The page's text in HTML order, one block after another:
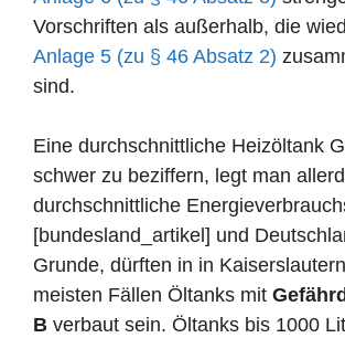
Vorschriften als außerhalb, die
Anlage 5 (zu § 46 Absatz 2)
sind.
Eine durchschnittliche Heizöltank
schwer zu beziffern, legt man
durchschnittliche
[bundesland_artikel] und
Grunde, dürften in in
meisten Fällen Öltanks mit
B verbaut sein. Öltanks bis 1000